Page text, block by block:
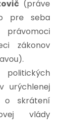
(práve
pre seba
zákonov
urýchlenej
o skrátení
vlády